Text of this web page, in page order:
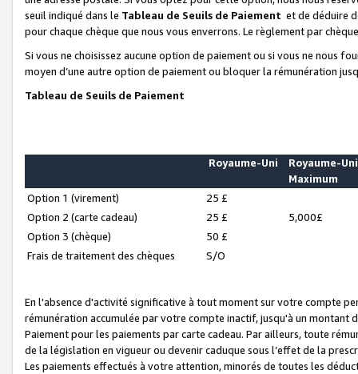
seuil indiqué dans le Tableau de Seuils de Paiement et de déduire
pour chaque chèque que nous vous enverrons. Le règlement par
Si vous ne choisissez aucune option de paiement ou si vous ne nous
moyen d’une autre option de paiement ou bloquer la rémunération
Tableau de Seuils de Paiement
Royaume-Uni
Royaume-Uni
Maximum
Option 1 (virement)
25 £
Option 2 (carte cadeau)
25 £
5,000£
Option 3 (chèque)
50 £
Frais de traitement des chèques
S/O
En l'absence d'activité significative à tout moment sur votre compte
rémunération accumulée par votre compte inactif, jusqu'à un montant
Paiement pour les paiements par carte cadeau. Par ailleurs, toute
de la législation en vigueur ou devenir caduque sous l’effet de la
Les paiements effectués à votre attention, minorés de toutes les